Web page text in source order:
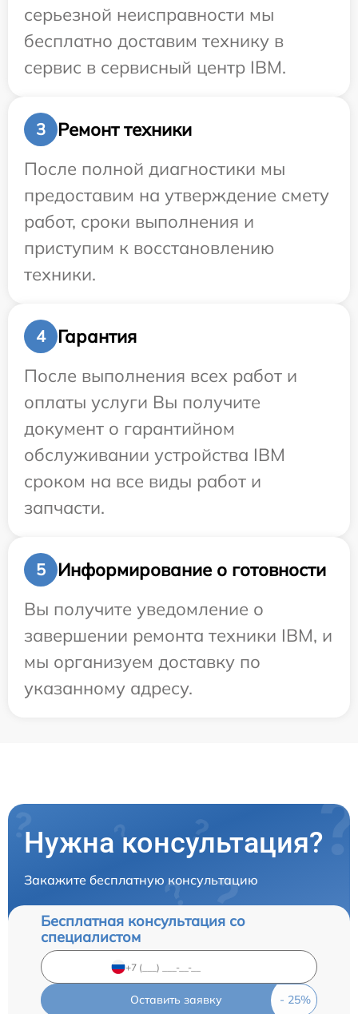
серьезной неисправности мы
бесплатно доставим технику в
сервис в сервисный центр IBM.
3
Ремонт техники
После полной диагностики мы
предоставим на утверждение смету
работ, сроки выполнения и
приступим к восстановлению
техники.
4
Гарантия
После выполнения всех работ и
оплаты услуги Вы получите
документ о гарантийном
обслуживании устройства IBM
сроком на все виды работ и
запчасти.
5
Информирование о готовности
Вы получите уведомление о
завершении ремонта техники IBM, и
мы организуем доставку по
указанному адресу.
Нужна консультация?
Закажите бесплатную консультацию
Бесплатная консультация со
специалистом
Оставить заявку